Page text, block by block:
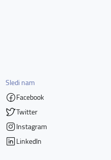
Sledi nam
Facebook
Twitter
Instagram
LinkedIn